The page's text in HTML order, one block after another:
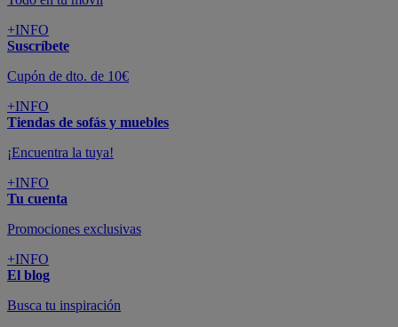
+INFO
Suscríbete
Cupón de dto. de 10€
+INFO
Tiendas de sofás y muebles
¡Encuentra la tuya!
+INFO
Tu cuenta
Promociones exclusivas
+INFO
El blog
Busca tu inspiración